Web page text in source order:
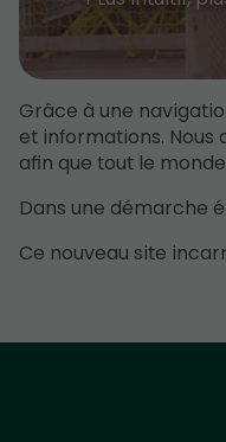
Grâce à une
et informations. Nous
afin que tout le
Dans une démarche
Ce nouveau site